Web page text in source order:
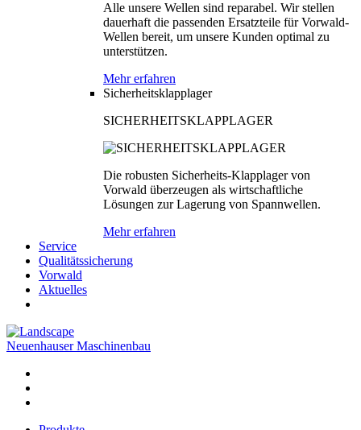
Alle unsere Wellen sind reparabel. Wir stellen
dauerhaft die passenden Ersatzteile für Vorwald-
Wellen bereit, um unsere Kunden optimal zu
unterstützen.
Mehr erfahren
Sicherheitsklapplager
SICHERHEITSKLAPPLAGER
Die robusten Sicherheits-Klapplager von
Vorwald überzeugen als wirtschaftliche
Lösungen zur Lagerung von Spannwellen.
Mehr erfahren
Service
Qualitätssicherung
Vorwald
Aktuelles
Neuenhauser Maschinenbau